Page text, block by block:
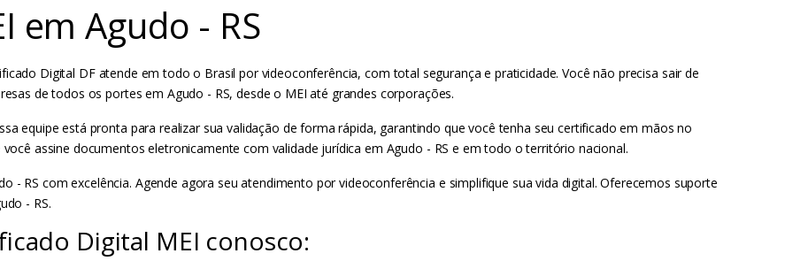
em Agudo - RS
Digital DF atende em todo o Brasil por videoconferência, com total segurança e praticidade. Você não precisa sair de
de todos os portes em Agudo - RS, desde o MEI até grandes corporações.
equipe está pronta para realizar sua validação de forma rápida, garantindo que você tenha seu certificado em mãos no
assine documentos eletronicamente com validade jurídica em Agudo - RS e em todo o território nacional.
- RS com excelência. Agende agora seu atendimento por videoconferência e simplifique sua vida digital. Oferecemos suporte
- RS.
Digital MEI conosco: